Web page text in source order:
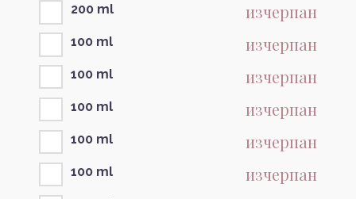
200 ml изчерпан
100 ml изчерпан
100 ml изчерпан
100 ml изчерпан
100 ml изчерпан
100 ml изчерпан